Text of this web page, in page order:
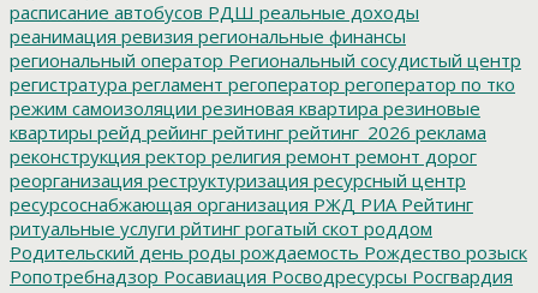
расписание автобусов РДШ реальные доходы
реанимация ревизия региональные финансы
региональный оператор Региональный сосудистый центр
регистратура регламент регоператор регоператор по тко
режим самоизоляции резиновая квартира резиновые
квартиры рейд рейинг рейтинг рейтинг_2026 реклама
реконструкция ректор религия ремонт ремонт дорог
реорганизация реструктуризация ресурсный центр
ресурсоснабжающая организация РЖД РИА Рейтинг
ритуальные услуги рйтинг рогатый скот роддом
Родительский день роды рождаемость Рождество розыск
Ропотребнадзор Росавиация Росводресурсы Росгвардия